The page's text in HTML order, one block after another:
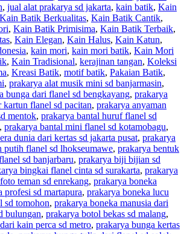
, jual alat prakarya sd jakarta, kain batik, Kain
Kain Batik Berkualitas, Kain Batik Cantik,
, Kain Batik Primisima, Kain Batik Terbaik,
, Kain Elegan, Kain Halus, Kain Katun,
, kain mori, kain mori batik, Kain Mori
, Kain Tradisional, kerajinan tangan, Koleksi
, Kreasi Batik, motif batik, Pakaian Batik,
, prakarya alat musik mini sd banjarmasin,
bunga dari flanel sd bengkayang, prakarya
kartun flanel sd pacitan, prakarya anyaman
mentok, prakarya bantal huruf flanel sd
, prakarya bantal mini flanel sd kotamobagu,
dunia dari kertas sd jakarta pusat, prakarya
putih flanel sd lhokseumawe, prakarya bentuk
sd banjarbaru, prakarya biji bijian sd
bingkai flanel cinta sd surakarta, prakarya
teman sd enrekang, prakarya boneka
profesi sd martapura, prakarya boneka lucu
sd tomohon, prakarya boneka manusia dari
bulungan, prakarya botol bekas sd malang,
kain perca sd metro, prakarya bunga kertas